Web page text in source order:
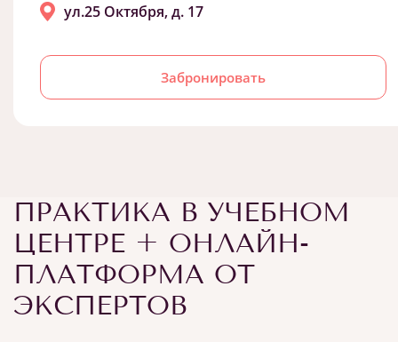
Забронировать
ул.25 Октября, д. 17
ПРАКТИКА В УЧЕБНОМ
ЦЕНТРЕ + ОНЛАЙН-
ПЛАТФОРМА ОТ
ЭКСПЕРТОВ